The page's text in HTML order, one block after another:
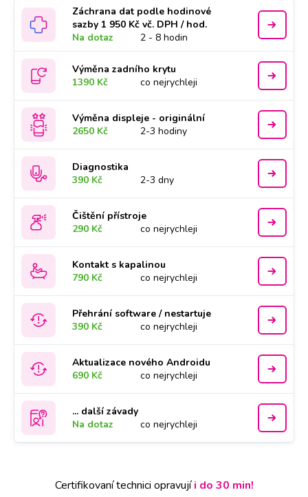
Záchrana dat podle hodinové
sazby 1 950 Kč vč. DPH / hod.
Na dotaz
2 - 8 hodin
Výměna zadního krytu
1390 Kč
co nejrychleji
Výměna displeje - originální
2650 Kč
2-3 hodiny
Diagnostika
390 Kč
2-3 dny
Čištění přístroje
290 Kč
co nejrychleji
Kontakt s kapalinou
790 Kč
co nejrychleji
Přehrání software / nestartuje
390 Kč
co nejrychleji
Aktualizace nového Androidu
690 Kč
co nejrychleji
... další závady
Na dotaz
co nejrychleji
Certifikovaní technici opravujíi do 30 min!